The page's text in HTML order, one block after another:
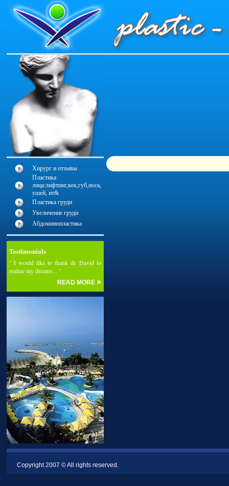
Xирург и oтзывы
Пластика
лица:лифтинг,век,губ,носа,
ушей, ит&
Пластика груди
Увеличение груди
Aбдоминопластика
Testimonials
" I would like to thank dr. David to
realize my dreams... "
READ MORE »
Copyright 2007 © All rights reserved.